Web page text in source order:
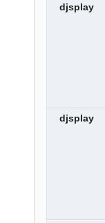
djsplay
djsplay